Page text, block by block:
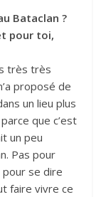
Bataclan ?
pour toi,
très très
proposé de
un lieu plus
que c’est
un peu
Pas pour
pour se dire
faire vivre ce